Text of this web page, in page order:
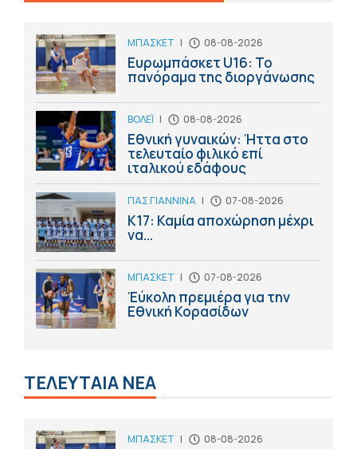
ΜΠΑΣΚΕΤ | 08-08-2026
Ευρωμπάσκετ U16: Το
πανόραμα της διοργάνωσης
ΒΟΛΕΪ | 08-08-2026
Εθνική γυναικών: Ήττα στο
τελευταίο φιλικό επί
ιταλικού εδάφους
ΠΑΣ ΓΙΑΝΝΙΝΑ | 07-08-2026
Κ17: Καμία αποχώρηση μέχρι
να...
ΜΠΑΣΚΕΤ | 07-08-2026
Έύκολη πρεμιέρα για την
Εθνική Κορασίδων
ΤΕΛΕΥΤΑΙΑ ΝΕΑ
ΜΠΑΣΚΕΤ | 08-08-2026